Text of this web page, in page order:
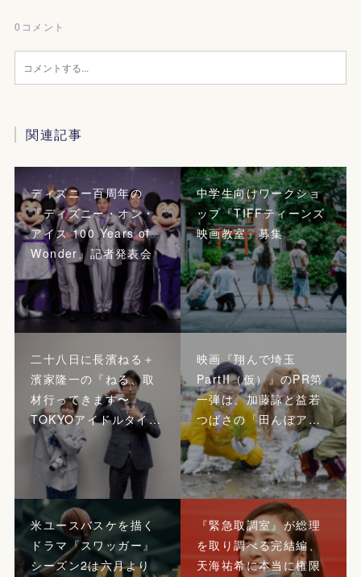
0 コメント
関連記事
ディズニー百周年の
『ディズニー・オン・
アイス 100 Years of
Wonder』記者発表会
中学生向けワークショ
ップ『TIFFティーンズ
映画教室』募集
二十八日に長濱ねる＋
濱家隆一の『ねる、取
材行ってきます〜
TOKYOアイドルタイ…
映画『翔んで埼玉
PartII（仮）』のPR第
一弾は、加藤諒と益若
つばさの「田んぼア…
米ユースバスケを描く
ドラマ『スワッガー』
シーズン2は六月より
『緊急取調室』が総理
を取り調べる完結編、
天海祐希に本当に権限